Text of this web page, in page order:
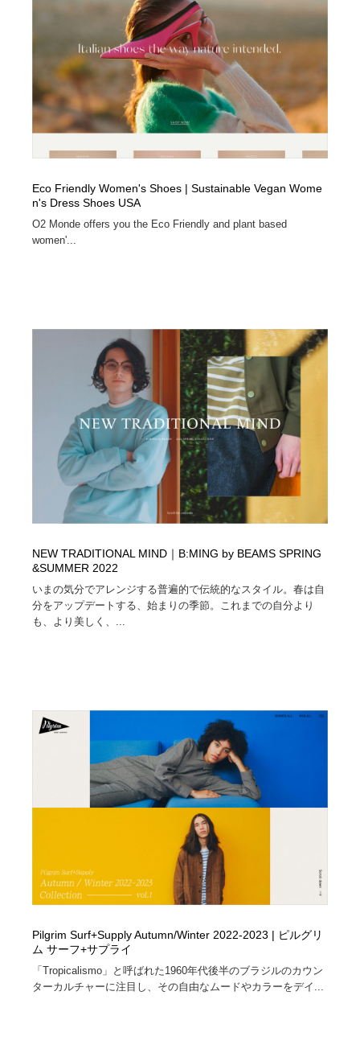
求人・採用・転職・就職・人材紹介
健康・医療・福祉・病院・歯医者・製薬・薬品
健康・医療・福祉・病院・歯医者・製薬・薬品
200
金融・銀行・投資・保険・M&A・商社
金融・銀行・投資・保険・M&A・商社
起業・事業支援・ボランティア・NPO
起業・事業支援・ボランティア・NPO
教育・スクール・保育・幼稚園・小中高・大学・専門学
校
173
システム開発・IT・決済・アプリ・ソフトウェア
テクノロジー・AI・人工知能・スマートホーム・オンラ
映画・アニメ・DVD・動画配信・放送・TV・ラジオ
映画・アニメ・DVD・動画配信・放送・TV・ラジオ
65
音楽・アーティスト・楽器・舞台・演劇・ミュージカ
音楽・アーティスト・楽器・舞台・演劇・ミュージカ
ル・ダンス
芸能人・俳優・女優・タレント・モデル・芸能事務所
芸能人・俳優・女優・タレント・モデル・芸能事務所
キャンペーン・イベント・ワークショップ・コンペティ
キャンペーン・イベント・ワークショップ・コンペティ
ション
マッチングサービス
マッチングサービス
アート・芸術・美術館・美術展・博物館・ギャラリー
アート・芸術・美術館・美術展・博物館・ギャラリー
383
鉛筆画・木炭画・デッサン・クロッキー
鉛筆画・木炭画・デッサン・クロッキー
15
GWD スタッフお気に入り
Drawing Software / お絵かきソフト・アプリ・ブラシ
Drawing Software / お絵かきソフト・アプリ・ブラシ
11
ニュース・マガジン・メディア・SNS・YouTube
ニュース・マガジン・メディア・SNS・YouTube
Eco Friendly Women's Shoes | Sustainable Vegan Wome
n's Dress Shoes USA
O2 Monde offers you the Eco Friendly and plant based
women'...
NEW TRADITIONAL MIND｜B:MING by BEAMS SPRING
&SUMMER 2022
いまの気分でアレンジする普遍的で伝統的なスタイル。春は自
分をアップデートする、始まりの季節。これまでの自分より
も、より美しく、...
Pilgrim Surf+Supply Autumn/Winter 2022-2023 | ピルグリ
ム サーフ+サプライ
「Tropicalismo」と呼ばれた1960年代後半のブラジルのカウン
ターカルチャーに注目し、その自由なムードやカラーをデイ...